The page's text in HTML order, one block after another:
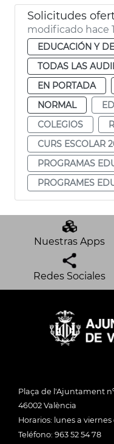
modificado hace
EDUCACIÓN Y
TODAS LAS
EN PORTADA
NORMAL
COLEGIOS
CURS ESCOLAR
PROGRAMAS
PROGRAMES
Nuestras Apps
Redes Sociales
Plaça de l'Ajuntament nº
46002 València
Horarios: lunes a viernes
Teléfono: 963 52 54 78